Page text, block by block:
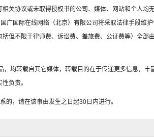
关协议或未取得授权书的公司、媒体、网站和个人均无
广国际在线网络（北京）有限公司将采取法律手段维
但不限于律师费、诉讼费、差旅费、公证费等）全部
，均转载自其它媒体，转载目的在于传递更多信息，丰
负责。
的，请在该事由发生之日起30日内进行。